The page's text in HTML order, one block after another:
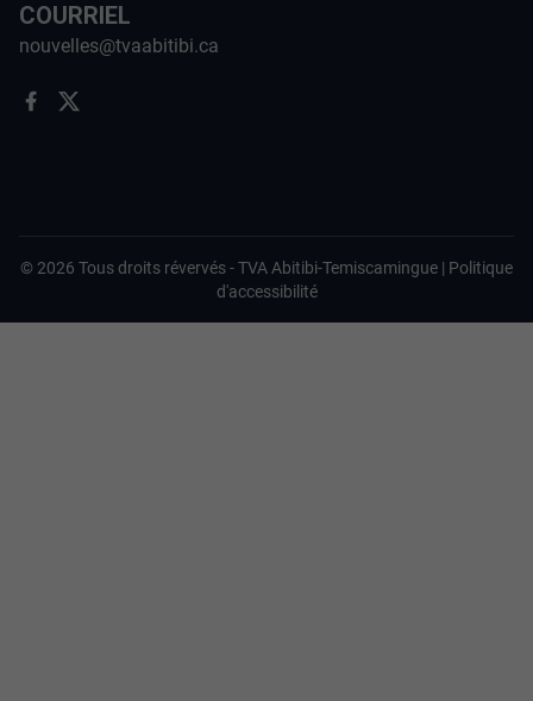
COURRIEL
nouvelles@tvaabitibi.ca
© 2026 Tous droits révervés -TVA Abitibi-Temiscamingue | Politique
d'accessibilité